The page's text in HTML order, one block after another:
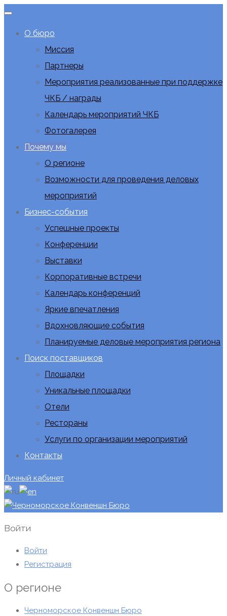
О бюро
Миссия
Партнеры
Мероприятия реализованные при поддержке
ЧКБ / награды
Календарь мероприятий ЧКБ
Фотогалерея
Почему мы
О регионе
Возможности для проведения деловых
мероприятий
Бизнес-события
Успешные проекты
Конференции
Выставки
Корпоративные встречи
Календарь конференций
Яркие впечатления
Вдохновляющие события
Планируемые деловые мероприятия региона
Поиск поставщиков
Площадки
Уникальные площадки
Отели
Рестораны
Услуги по организации мероприятий
Контакты
Личный кабинет
Войти
Войти
Регистрация
О регионе
Черноморское Конвеншн Бюро